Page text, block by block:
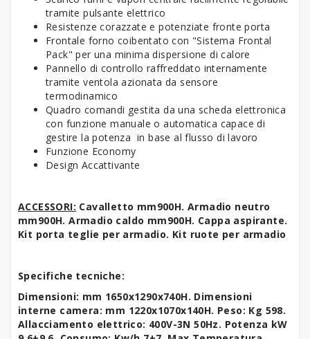
tramite pulsante elettrico
Resistenze corazzate e potenziate fronte porta
Frontale forno coibentato con "Sistema Frontal
Pack" per una minima dispersione di calore
Pannello di controllo raffreddato internamente
tramite ventola azionata da sensore
termodinamico
Quadro comandi gestita da una scheda elettronica
con funzione manuale o automatica capace di
gestire la potenza in base al flusso di lavoro
Funzione Economy
Design Accattivante
ACCESSORI: Cavalletto mm900H. Armadio neutro
mm900H. Armadio caldo mm900H. Cappa aspirante.
Kit porta teglie per armadio. Kit ruote per armadio
Specifiche tecniche:
Dimensioni: mm 1650x1290x740H. Dimensioni
interne camera: mm 1220x1070x140H. Peso: Kg 598.
Allacciamento elettrico: 400V-3N 50Hz. Potenza kW